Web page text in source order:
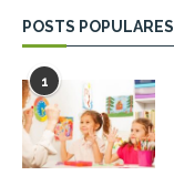
POSTS POPULARES
1